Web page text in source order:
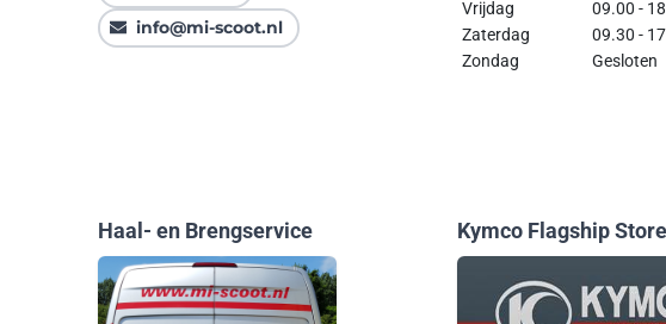
info@mi-scoot.nl
Vrijdag
09.00 -
Zaterdag
09.30 -
Zondag
Gesloten
Haal- en Brengservice Kymco Flagship Store